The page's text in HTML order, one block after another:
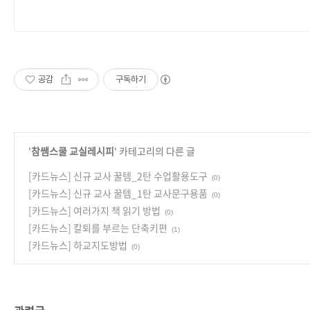
공감 구독하기
'참쌤스쿨 교실레시피' 카테고리의 다른 글
[카드뉴스] 신규 교사 꿀템_2탄 수업활용도구
(0)
[카드뉴스] 신규 교사 꿀템_1탄 교사문구용품 (0)
[카드뉴스] 여러가지 책 읽기 방법 (0)
[카드뉴스] 칼퇴를 부르는 단축키편 (1)
[카드뉴스] 하교지도방법 (0)